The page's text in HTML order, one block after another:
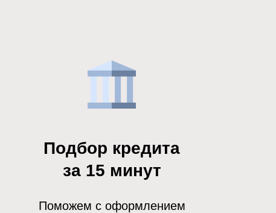
Подбор кредита
за 15 минут
Поможем с оформлением